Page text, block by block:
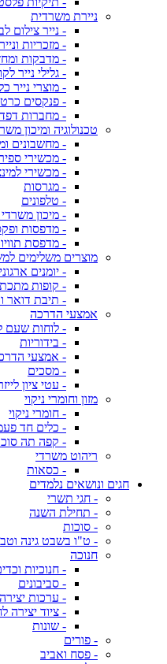
ניירת משרדית
- נייר צילום
- מזכריות
- מדבקות
- גלילי נייר
- מוצרי נייר
- פנקסים
- מחברות
טכנולוגיה ומיכון
- מחשבונים
- מכשירי
- מכשירי
- מגרסות
- טלפונים
- מיכון משרדי
- מדפסות
- מדפסת
מוצרים משלימים
- יומנים
- קופות
- תיבת דואר
אמצעי הדרכה
- לוחות שעם
- בידוריות
- אמצעי
- מסכים
- עטי ציון
מזון וחומרי ניקוי
- חומרי ניקוי
- כלים חד
- קפה תה
ריהוט משרדי
- כסאות
חגים ונושאים נלמדים
- חגי תשרי
- תחילת השנה
- סוכות
- ט"ו בשבט גינה
חנוכה
- חנוכיות
- סביבונים
- ערכות יצירה
- ציוד יצירה
- שונות
- פורים
- פסח ואביב